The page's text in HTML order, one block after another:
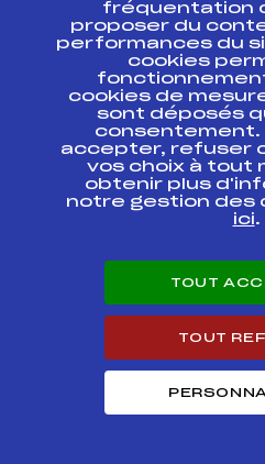
AMBF0171.FFS
GRAND
JEUNES
HABERES
Résultats Alpin 2008
Codex Course
FINALE
BLANC /
FILLES
FINALE
BLANC
fréquentation
proposer du
performances du
cookies
cookies de
sont déposés
consentement.
accepter, refuser
vos choix à tout
obtenir plus
notre gestion des
ici.
TOUT
TOUT